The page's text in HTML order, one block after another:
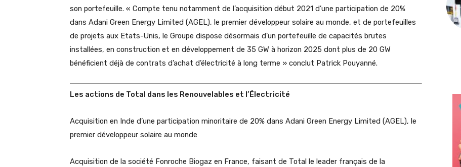
son portefeuille. « Compte tenu notamment de l’acquisition début 2021 d’une participation de 20%
dans Adani Green Energy Limited (AGEL), le premier développeur solaire au monde, et de portefeuilles
de projets aux Etats-Unis, le Groupe dispose désormais d’un portefeuille de capacités brutes
installées, en construction et en développement de 35 GW à horizon 2025 dont plus de 20 GW
bénéficient déjà de contrats d’achat d’électricité à long terme » conclut Patrick Pouyanné.
Les actions de Total dans les Renouvelables et l’Électricité
Acquisition en Inde d’une participation minoritaire de 20% dans Adani Green Energy Limited (AGEL), le
premier développeur solaire au monde
Acquisition de la société Fonroche Biogaz en France, faisant de Total le leader français de la